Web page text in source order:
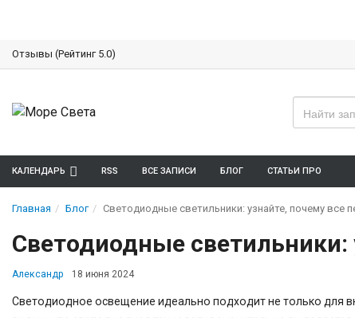
Отзывы (Рейтинг 5.0)
КАЛЕНДАРЬ RSS ВСЕ ЗАПИСИ БЛОГ СТАТЬИ ПРО
Главная Блог Светодиодные светильники: узнайте, почему все
Светодиодные светильники:
Александр 18 июня 2024
Светодиодное освещение идеально подходит не только для